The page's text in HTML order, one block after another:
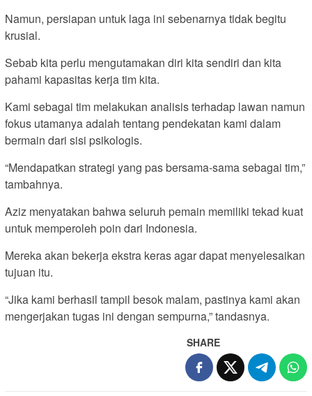
Namun, persiapan untuk laga ini sebenarnya tidak begitu
krusial.
Sebab kita perlu mengutamakan diri kita sendiri dan kita
pahami kapasitas kerja tim kita.
Kami sebagai tim melakukan analisis terhadap lawan namun
fokus utamanya adalah tentang pendekatan kami dalam
bermain dari sisi psikologis.
“Mendapatkan strategi yang pas bersama-sama sebagai tim,”
tambahnya.
Aziz menyatakan bahwa seluruh pemain memiliki tekad kuat
untuk memperoleh poin dari Indonesia.
Mereka akan bekerja ekstra keras agar dapat menyelesaikan
tujuan itu.
“Jika kami berhasil tampil besok malam, pastinya kami akan
mengerjakan tugas ini dengan sempurna,” tandasnya.
SHARE